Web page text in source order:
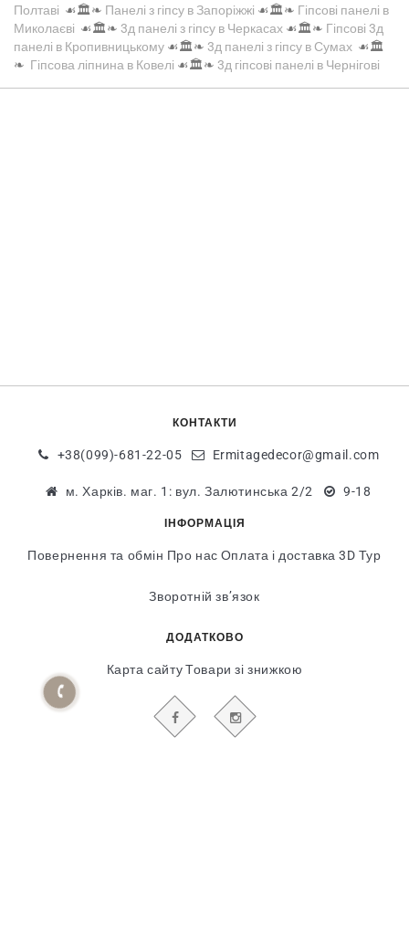
Полтаві ☙🏛️❧ Панелі з гіпсу в Запоріжжі ☙🏛️❧ Гіпсові панелі в
Миколаєві ☙🏛️❧ 3д панелі з гіпсу в Черкасах ☙🏛️❧ Гіпсові 3д
панелі в Кропивницькому ☙🏛️❧ 3д панелі з гіпсу в Сумах ☙🏛️
❧ Гіпсова ліпнина в Ковелі ☙🏛️❧ 3д гіпсові панелі в Чернігові
КОНТАКТИ
+38(099)-681-22-05 Ermitagedecor@gmail.com
м. Харків. маг. 1: вул. Залютинська 2/2 9-18
ІНФОРМАЦІЯ
Повернення та обмін Про нас Оплата і доставка 3D Тур
Зворотній зв’язок
ДОДАТКОВО
Карта сайту Товари зі знижкою